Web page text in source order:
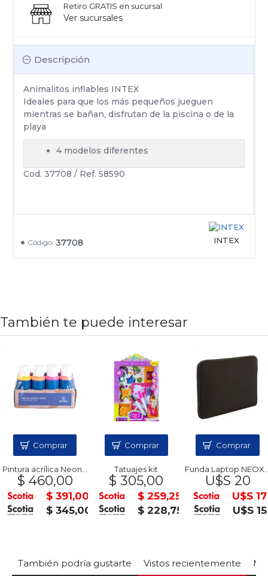
Código: 37708 INTEX
Descripción
Animalitos inflables INTEX
Ideales para que los más pequeños jueguen
mientras se bañan, disfrutan de la piscina o de la
playa
4 modelos diferentes
Cod. 37708 / Ref. 58590
Retiro GRATIS en sucursal
Ver sucursales
También te puede interesar
Pintura acrílica Neon x8 DA VINCI
$ 460,00
$ 391,00
$ 345,00
Comprar
Tatuajes kit
$ 305,00
$ 259,25
$ 228,75
Comprar
Funda Laptop NEOX 15.6 Negra
U$S 20
U$S 17
U$S 15
Comprar
También podría gustarte Vistos recientemente